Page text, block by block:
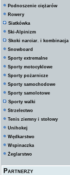
Podnoszenie ciężarów
Rowery
Siatkówka
Ski-Alpinizm
Skoki narciar. i kombinacja
Snowboard
Sporty extremalne
Sporty motocyklowe
Sporty pożarnicze
Sporty samochodowe
Sporty samolotowe
Sporty walki
Strzelectwo
Tenis ziemny i stołowy
Unihokej
Wędkarstwo
Wspinaczka
Żeglarstwo
Partnerzy